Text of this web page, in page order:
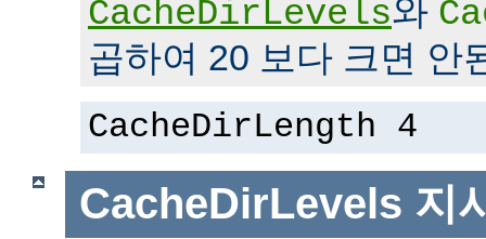
CacheDirLevels와
곱하여 20 보다 크면 안
CacheDirLength 4
CacheDirLevels 지